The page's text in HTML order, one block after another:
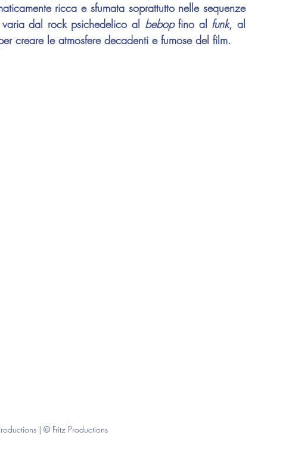
ricca e sfumata soprattutto nelle sequenze
dal rock psichedelico al bebop fino al funk
creare le atmosfere decadenti e fumose del film.
| © Fritz Productions